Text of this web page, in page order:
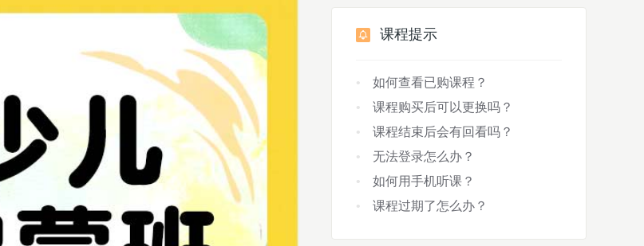
课程提示
如何查看已购课程？
课程购买后可以更换吗？
课程结束后会有回看吗？
无法登录怎么办？
如何用手机听课？
课程过期了怎么办？